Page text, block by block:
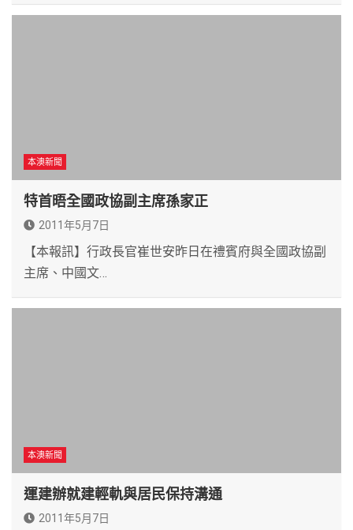
本澳新聞
特首晤全國政協副主席孫家正
2011年5月7日
【本報訊】行政長官崔世安昨日在禮賓府與全國政協副
主席、中國文…
本澳新聞
運建辦就建輕軌與居民保持溝通
2011年5月7日